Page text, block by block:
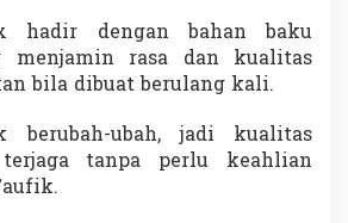
hadir dengan bahan baku
menjamin rasa dan kualitas
bila dibuat berulang kali.
berubah-ubah, jadi kualitas
tanpa perlu keahlian